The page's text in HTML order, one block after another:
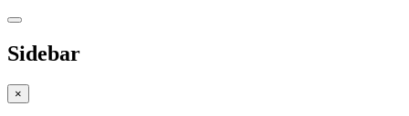
Sidebar
×